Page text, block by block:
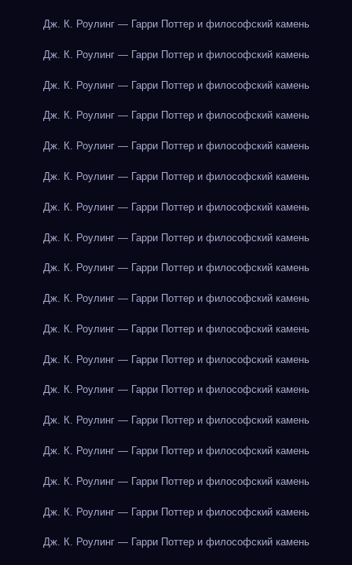
Дж. К. Роулинг — Гарри Поттер и философский камень
Дж. К. Роулинг — Гарри Поттер и философский камень
Дж. К. Роулинг — Гарри Поттер и философский камень
Дж. К. Роулинг — Гарри Поттер и философский камень
Дж. К. Роулинг — Гарри Поттер и философский камень
Дж. К. Роулинг — Гарри Поттер и философский камень
Дж. К. Роулинг — Гарри Поттер и философский камень
Дж. К. Роулинг — Гарри Поттер и философский камень
Дж. К. Роулинг — Гарри Поттер и философский камень
Дж. К. Роулинг — Гарри Поттер и философский камень
Дж. К. Роулинг — Гарри Поттер и философский камень
Дж. К. Роулинг — Гарри Поттер и философский камень
Дж. К. Роулинг — Гарри Поттер и философский камень
Дж. К. Роулинг — Гарри Поттер и философский камень
Дж. К. Роулинг — Гарри Поттер и философский камень
Дж. К. Роулинг — Гарри Поттер и философский камень
Дж. К. Роулинг — Гарри Поттер и философский камень
Дж. К. Роулинг — Гарри Поттер и философский камень